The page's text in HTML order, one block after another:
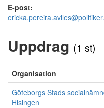
E-post:
Uppdrag (1 st)
Organisation
Göteborgs Stads
Hisingen